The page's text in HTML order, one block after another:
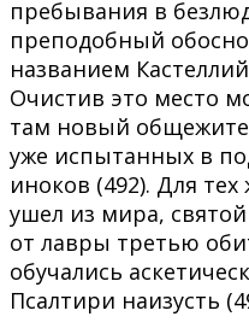
пребывания в
преподобный
названием
Очистив это место
там новый
уже испытанных в
иноков (492). Для
ушел из мира,
от лавры третью
обучались
Псалтири наизусть